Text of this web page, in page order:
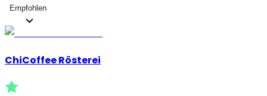
Empfohlen
ChiCoffee Rösterei